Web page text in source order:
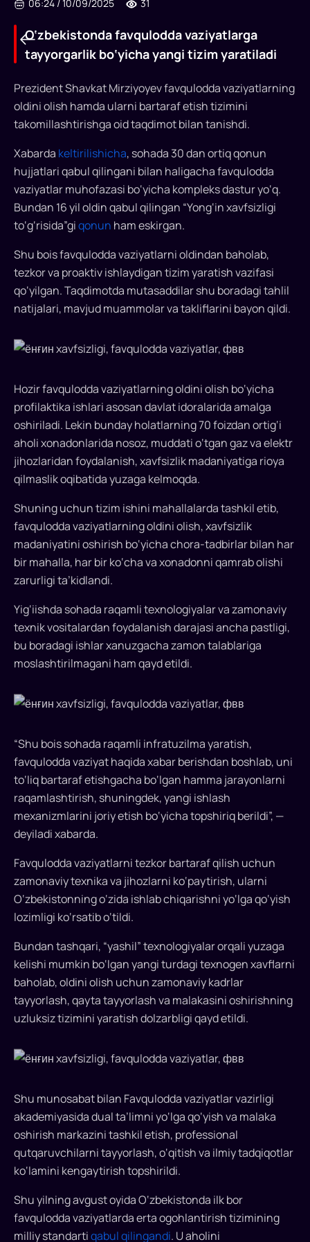
O‘zbekistonda
favqulodda
vaziyatlarga
tayyorgarlik
bo‘yicha
yangi
tizim
yaratiladi
haligacha
muhofazasi
bo‘yicha
kompleks
dastur
yo‘q,
shu
ularni
oldindan
baholab,
tezkor
ishlaydigan
tizim
yaratish
rejalashtirilmoqda.
taqdimotda
so‘z
bordi:
profilaktik
ishlar
mahallalarda
bo‘ladi,
sohada
raqamli
infratuzilma
yaratiladi...
06:24 /10/09/2025 31
O‘zbekistonda favqulodda vaziyatlarga
tayyorgarlik bo‘yicha yangi tizim yaratiladi
Prezident Shavkat Mirziyoyev favqulodda vaziyatlarning
oldini olish hamda ularni bartaraf etish tizimini
takomillashtirishga oid taqdimot bilan tanishdi.
Xabarda keltirilishicha, sohada 30 dan ortiq qonun
hujjatlari qabul qilingani bilan haligacha favqulodda
vaziyatlar muhofazasi bo‘yicha kompleks dastur yo‘q.
Bundan 16 yil oldin qabul qilingan “Yong‘in xavfsizligi
to‘g‘risida”giqonun ham eskirgan.
Shu bois favqulodda vaziyatlarni oldindan baholab,
tezkor va proaktiv ishlaydigan tizim yaratish vazifasi
qo‘yilgan. Taqdimotda mutasaddilar shu boradagi tahlil
natijalari, mavjud muammolar va takliflarini bayon qildi.
Hozir favqulodda vaziyatlarning oldini olish bo‘yicha
profilaktika ishlari asosan davlat idoralarida amalga
oshiriladi. Lekin bunday holatlarning 70 foizdan ortig‘i
aholi xonadonlarida nosoz, muddati o‘tgan gaz va elektr
jihozlaridan foydalanish, xavfsizlik madaniyatiga rioya
qilmaslik oqibatida yuzaga kelmoqda.
Shuning uchun tizim ishini mahallalarda tashkil etib,
favqulodda vaziyatlarning oldini olish, xavfsizlik
madaniyatini oshirish bo‘yicha chora-tadbirlar bilan har
bir mahalla, har bir ko‘cha va xonadonni qamrab olishi
zarurligi ta’kidlandi.
Yig‘iishda sohada raqamli texnologiyalar va zamonaviy
texnik vositalardan foydalanish darajasi ancha pastligi,
bu boradagi ishlar xanuzgacha zamon talablariga
moslashtirilmagani ham qayd etildi.
“Shu bois sohada raqamli infratuzilma yaratish,
favqulodda vaziyat haqida xabar berishdan boshlab, uni
to‘liq bartaraf etishgacha bo‘lgan hamma jarayonlarni
raqamlashtirish, shuningdek, yangi ishlash
mexanizmlarini joriy etish bo‘yicha topshiriq berildi”, —
deyiladi xabarda.
Favqulodda vaziyatlarni tezkor bartaraf qilish uchun
zamonaviy texnika va jihozlarni ko‘paytirish, ularni
O‘zbekistonning o‘zida ishlab chiqarishni yo‘lga qo‘yish
lozimligi ko‘rsatib o‘tildi.
Bundan tashqari, “yashil” texnologiyalar orqali yuzaga
kelishi mumkin bo‘lgan yangi turdagi texnogen xavflarni
baholab, oldini olish uchun zamonaviy kadrlar
tayyorlash, qayta tayyorlash va malakasini oshirishning
uzluksiz tizimini yaratish dolzarbligi qayd etildi.
Shu munosabat bilan Favqulodda vaziyatlar vazirligi
akademiyasida dual ta’limni yo‘lga qo‘yish va malaka
oshirish markazini tashkil etish, professional
qutqaruvchilarni tayyorlash, o‘qitish va ilmiy tadqiqotlar
ko‘lamini kengaytirish topshirildi.
Shu yilning avgust oyida O‘zbekistonda ilk bor
favqulodda vaziyatlarda erta ogohlantirish tizimining
milliy standartiqabul qilingandi. U aholini